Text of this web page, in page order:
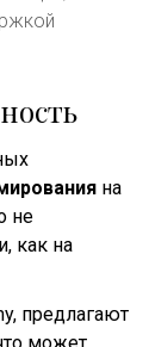
на
не
как на
предлагают